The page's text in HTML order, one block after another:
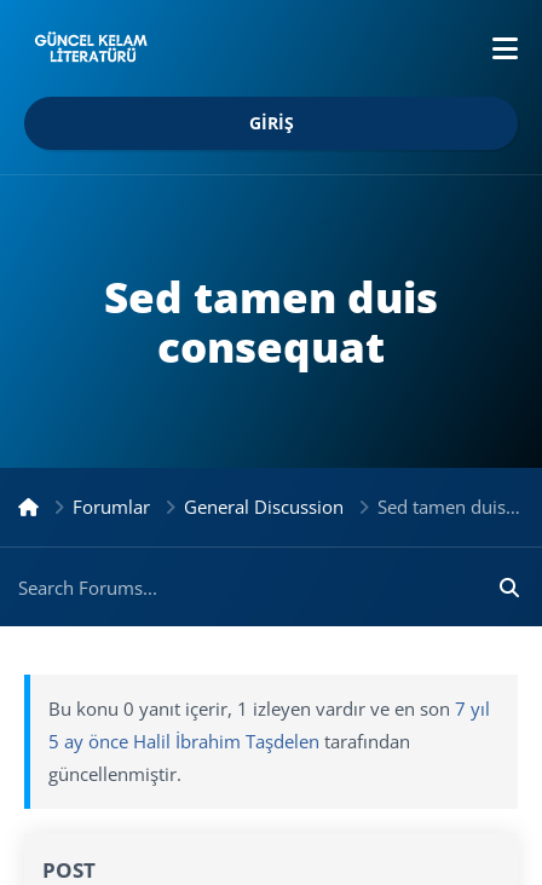
GIRIŞ
Sed tamen duis
consequat
Forumlar General Discussion Sed tamen duis consequat
Bu konu 0 yanıt içerir, 1 izleyen vardır ve en son 7 yıl
5 ay önce Halil İbrahim Taşdelen tarafından
güncellenmiştir.
POST